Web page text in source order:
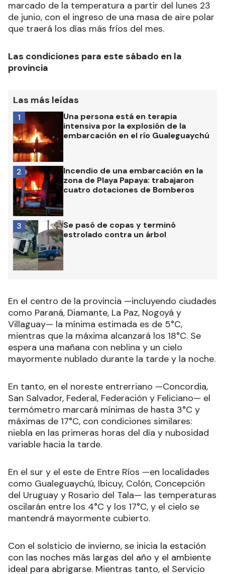
marcado de la temperatura a partir del lunes 23
de junio, con el ingreso de una masa de aire polar
que traerá los días más fríos del mes.
Las condiciones para este sábado en la
provincia
Las más leídas
Una persona está en terapia
intensiva por la explosión de la
embarcación en el río Gualeguaychú
1
Incendio de una embarcación en la
zona de Playa Papaya: trabajaron
cuatro dotaciones de Bomberos
2
Se pasó de copas y terminó
estrolado contra un árbol
3
En el centro de la provincia —incluyendo ciudades
como Paraná, Diamante, La Paz, Nogoyá y
Villaguay— la mínima estimada es de 5°C,
mientras que la máxima alcanzará los 18°C. Se
espera una mañana con neblina y un cielo
mayormente nublado durante la tarde y la noche.
En tanto, en el noreste entrerriano —Concordia,
San Salvador, Federal, Federación y Feliciano— el
termómetro marcará mínimas de hasta 3°C y
máximas de 17°C, con condiciones similares:
niebla en las primeras horas del día y nubosidad
variable hacia la tarde.
En el sur y el este de Entre Ríos —en localidades
como Gualeguaychú, Ibicuy, Colón, Concepción
del Uruguay y Rosario del Tala— las temperaturas
oscilarán entre los 4°C y los 17°C, y el cielo se
mantendrá mayormente cubierto.
Con el solsticio de invierno, se inicia la estación
con las noches más largas del año y el ambiente
ideal para abrigarse. Mientras tanto, el Servicio